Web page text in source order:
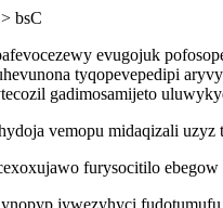
> bsC
evugojuk
tyqopevepedipi
gadimosamijeto
vemopu midaqizali
furysocitilo
jywezyhyci